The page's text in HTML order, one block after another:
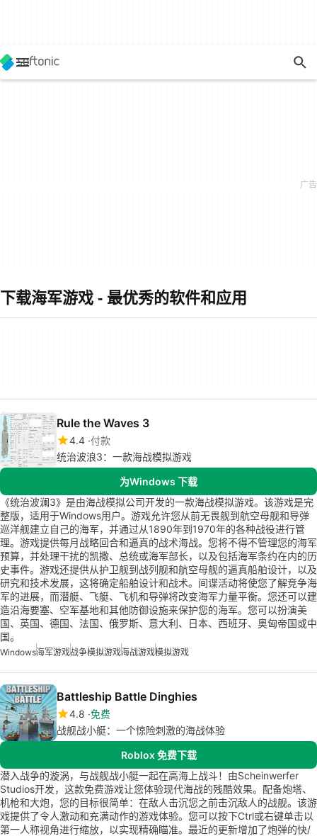
下载海军游戏 - 最优秀的软件和应用
Rule the Waves 3
4.4 付款
统治波浪3：一款海战模拟游戏
为Windows 下载
《统治波澜3》是由海战模拟公司开发的一款海战模拟游戏。该游戏是完
整版，适用于Windows用户。游戏允许您从前无畏舰到航空母舰和导弹
巡洋舰建立自己的海军，并通过从1890年到1970年的各种战役进行管
理。游戏提供每月战略回合和逼真的战术海战。您将不得不管理您的海军
预算，并处理干扰的凯撒、总统或海军部长，以及包括海军条约在内的历
史事件。游戏还提供从护卫舰到战列舰和航空母舰的逼真船舶设计，以及
研究和技术发展，这将确定船舶设计和战术。间谍活动将使您了解竞争海
军的进展，而潜艇、飞艇、飞机和导弹将改变海军力量平衡。您还可以建
造沿海要塞、空军基地和其他防御设施来保护您的海军。您可以扮演美
国、英国、德国、法国、俄罗斯、意大利、日本、西班牙、奥匈帝国或中
国。
Windows海军游戏战争模拟游戏海战游戏模拟游戏
Battleship Battle Dinghies
4.8 免费
战舰战小艇：一个惊险刺激的海战体验
Roblox 免费下载
潜入战争的漩涡，与战舰战小艇一起在高海上战斗！由Scheinwerfer
Studios开发，这款免费游戏让您体验现代海战的残酷效果。配备炮塔、
机枪和大炮，您的目标很简单：在敌人击沉您之前击沉敌人的战舰。该游
戏提供了令人激动和充满动作的游戏体验。您可以按下Ctrl或右键单击以
第一人称视角进行缩放，以实现精确瞄准。最近的更新增加了炮弹的快/